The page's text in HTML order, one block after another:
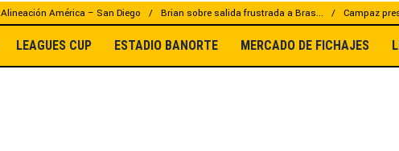
Alineación América – San Diego Brian sobre salida frustrada a Bras... Campaz
LEAGUES CUP ESTADIO BANORTE MERCADO DE FICHAJES